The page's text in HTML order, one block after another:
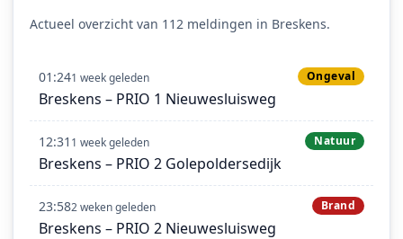
Actueel overzicht van 112 meldingen in Breskens.
01:241 week geleden Ongeval
Breskens – PRIO 1 Nieuwesluisweg
12:31 1 week geleden Natuur
Breskens – PRIO 2 Golepoldersedijk
23:582 weken geleden Brand
Breskens – PRIO 2 Nieuwesluisweg